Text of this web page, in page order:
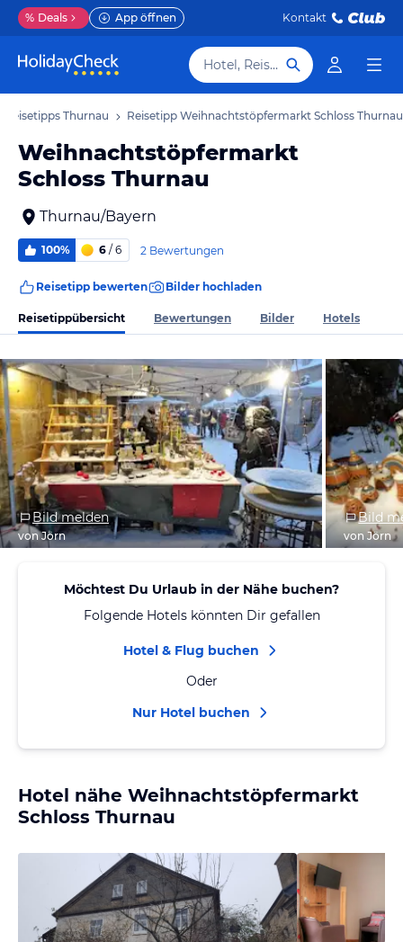
% Deals App öffnen Kontakt
Hotel, Reiseziel
Reisetipps Thurnau Reisetipp Weihnachtstöpfermarkt Schloss Thurnau
Weihnachtstöpfermarkt
Schloss Thurnau
Thurnau/Bayern
100% 6 / 6 2 Bewertungen
Reisetipp bewerten Bilder hochladen
Reisetippübersicht Bewertungen Bilder Hotels
Bild melden
von Jörn
Bild
von Jörn
Möchtest Du Urlaub in der Nähe buchen?
Folgende Hotels könnten Dir gefallen
Hotel & Flug buchen
Oder
Nur Hotel buchen
Hotel nähe Weihnachtstöpfermarkt
Schloss Thurnau